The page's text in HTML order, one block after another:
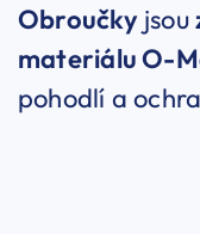
Obroučkyjsou
materiálu O-
pohodlí a